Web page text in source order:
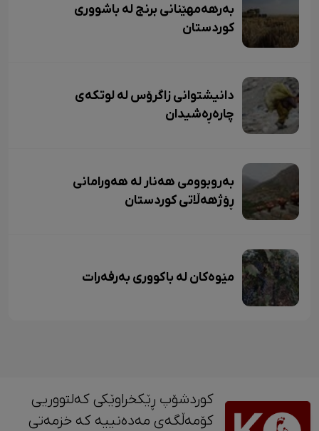
بەرهەمهێنانی برنج لە باشووری
کوردستان
دانیشتوانی زاگرۆس لە لوتکەی
چارەڕەشیدان
بەروبوومی هەنار لە هەورامانی
ڕۆژهەڵاتی کوردستان
مێوەکان لە باکووری بەرفەرات
کوردشۆپ ڕێکخراوێکی کەلتووریی
کۆمەڵگەی مەدەنییە کە خزمەتی